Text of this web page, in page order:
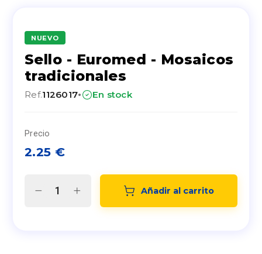
NUEVO
Sello - Euromed - Mosaicos
tradicionales
Ref.1126017· En stock
Precio
2.25 €
Añadir al carrito